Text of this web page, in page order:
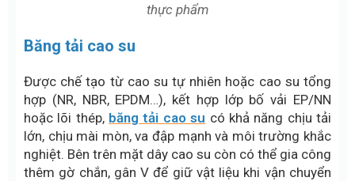
thực phẩm
Băng tải cao su
Được chế tạo từ cao su tự nhiên hoặc cao su tổng
hợp (NR, NBR, EPDM…), kết hợp lớp bố vải EP/NN
hoặc lõi thép, băng tải cao su có khả năng chịu tải
lớn, chịu mài mòn, va đập mạnh và môi trường khắc
nghiệt. Bên trên mặt dây cao su còn có thể gia công
thêm gờ chắn, gân V để giữ vật liệu khi vận chuyển